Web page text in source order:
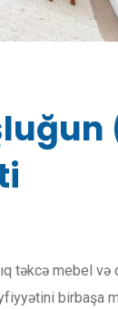
təkcə mebel
birbaşa